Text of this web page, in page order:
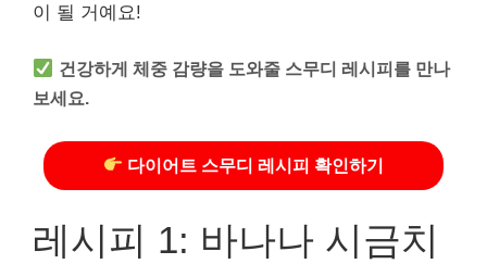
이 될 거예요!
건강하게 체중 감량을 도와줄 스무디 레시피를 만나
보세요.
다이어트 스무디 레시피 확인하기
레시피 1: 바나나 시금치